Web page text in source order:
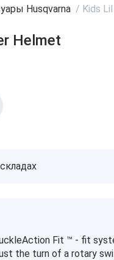
Husqvarna / Kids
Helmet
Fit ™ - fit
the turn of a rotary